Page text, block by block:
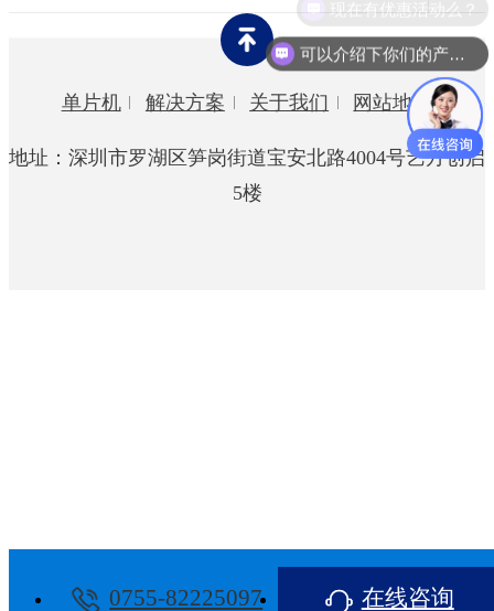
特殊封装
单片机 解决方案 关于我们 网站地图
地址：深圳市罗湖区笋岗街道宝安北路4004号艺方创启
5楼
0755-82225097 在线咨询
可以介绍下你们的产品么？